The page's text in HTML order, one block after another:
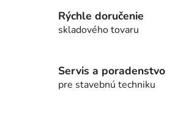
Rýchle doručenie
skladového tovaru
Servis a poradenstvo
pre stavebnú techniku